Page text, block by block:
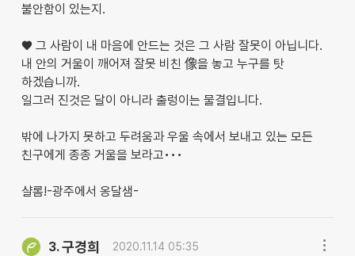
불안함이 있는지.
♥ 그 사람이 내 마음에 안드는 것은 그 사람 잘못이 아닙니다.
내 안의 거울이 깨어져 잘못 비친 像을 놓고 누구를 탓
하겠습니까.
일그러 진것은 달이 아니라 출렁이는 물결입니다.
밖에 나가지 못하고 두려움과 우울 속에서 보내고 있는 모든
친구에게 종종 거울을 보라고•••
샬롬!-광주에서 옹달샘-
3.구경희 2020.11.14 05:35